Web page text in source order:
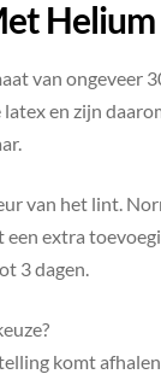
Helium
van ongeveer
en zijn
van het lint.
extra
3 dagen.
komt